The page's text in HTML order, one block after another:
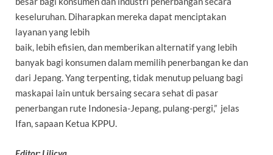
keseluruhan. Diharapkan mereka dapat menciptakan
layanan yang lebih
baik, lebih efisien, dan memberikan alternatif yang lebih
banyak bagi konsumen dalam memilih penerbangan ke dan
dari Jepang. Yang terpenting, tidak menutup peluang bagi
maskapai lain untuk bersaing secara sehat di pasar
penerbangan rute Indonesia-Jepang, pulang-pergi,” jelas
Ifan, sapaan Ketua KPPU.